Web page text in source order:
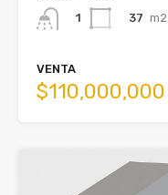
1
37 m2
VENTA
$110,000,000